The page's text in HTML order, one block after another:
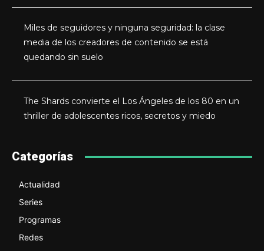
Miles de seguidores y ninguna seguridad: la clase
media de los creadores de contenido se está
quedando sin suelo
The Shards convierte el Los Ángeles de los 80 en un
thriller de adolescentes ricos, secretos y miedo
Categorías
Actualidad
Series
Programas
Redes